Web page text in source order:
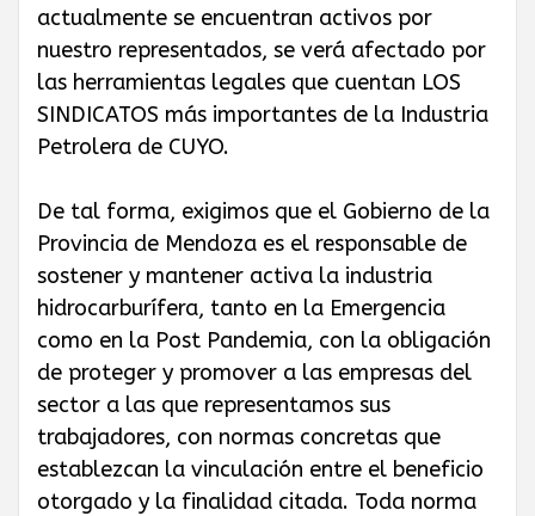
actualmente se encuentran activos por
nuestro representados, se verá afectado por
las herramientas legales que cuentan LOS
SINDICATOS más importantes de la Industria
Petrolera de CUYO.
De tal forma, exigimos que el Gobierno de la
Provincia de Mendoza es el responsable de
sostener y mantener activa la industria
hidrocarburífera, tanto en la Emergencia
como en la Post Pandemia, con la obligación
de proteger y promover a las empresas del
sector a las que representamos sus
trabajadores, con normas concretas que
establezcan la vinculación entre el beneficio
otorgado y la finalidad citada. Toda norma